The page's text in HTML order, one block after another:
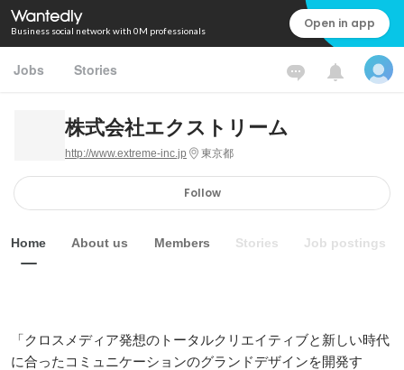
Business social network with 0M professionals Open in app
Jobs Stories
株式会社エクストリーム
http://www.extreme-inc.jp 東京都
Follow
Home About us Members Stories Job postings
「クロスメディア発想のトータルクリエイティブと新しい時代
に合ったコミュニケーションのグランドデザインを開発す